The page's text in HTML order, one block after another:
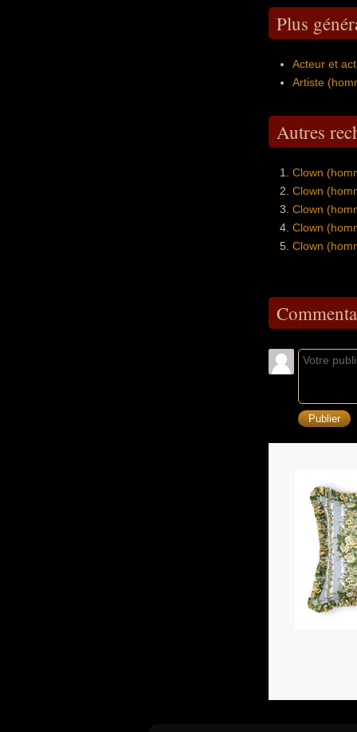
Plus
Acteur et
Artiste
Autres
Clown
Clown
Clown
Clown
Clown